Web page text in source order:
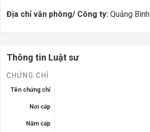
Địa chỉ văn phòng/ Công ty: Quảng Bình
Thông tin Luật sư
CHỨNG CHỈ
Tên chứng chỉ
Nơi cấp
Năm cấp